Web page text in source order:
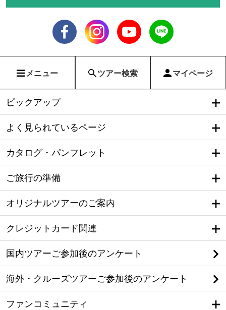
メニュー ツアー検索 マイページ
ピックアップ
よく見られているページ
カタログ・パンフレット
ご旅行の準備
オリジナルツアーのご案内
クレジットカード関連
国内ツアーご参加後のアンケート
海外・クルーズツアーご参加後のアンケート
ファンコミュニティ